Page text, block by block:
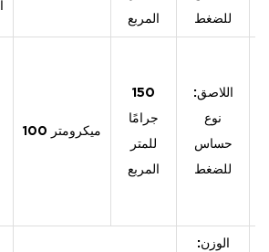
المربع
للضغط
100 ميكرومتر
150
جرامًا
للمتر
المربع
اللاصق:
نوع
حساس
للضغط
الوزن: